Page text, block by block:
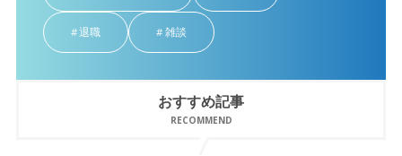
退職 雑談
おすすめ記事
RECOMMEND